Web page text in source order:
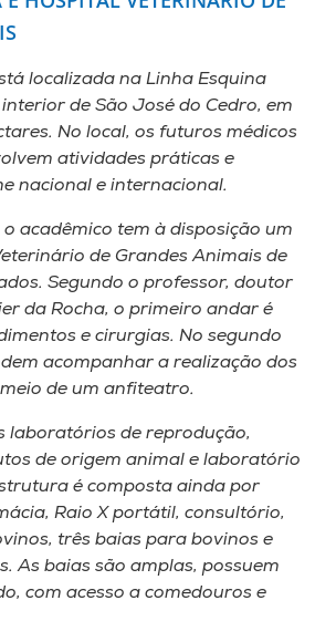
localizada na Linha Esquina
de São José do Cedro, em
No local, os futuros médicos
atividades práticas e
nacional e internacional.
o acadêmico tem à disposição um
de Grandes Animais de
Segundo o professor, doutor
da Rocha, o primeiro andar é
e cirurgias. No segundo
acompanhar a realização dos
de um anfiteatro.
laboratórios de reprodução,
de origem animal e laboratório
é composta ainda por
Raio X portátil, consultório,
três baias para bovinos e
As baias são amplas, possuem
com acesso a comedouros e